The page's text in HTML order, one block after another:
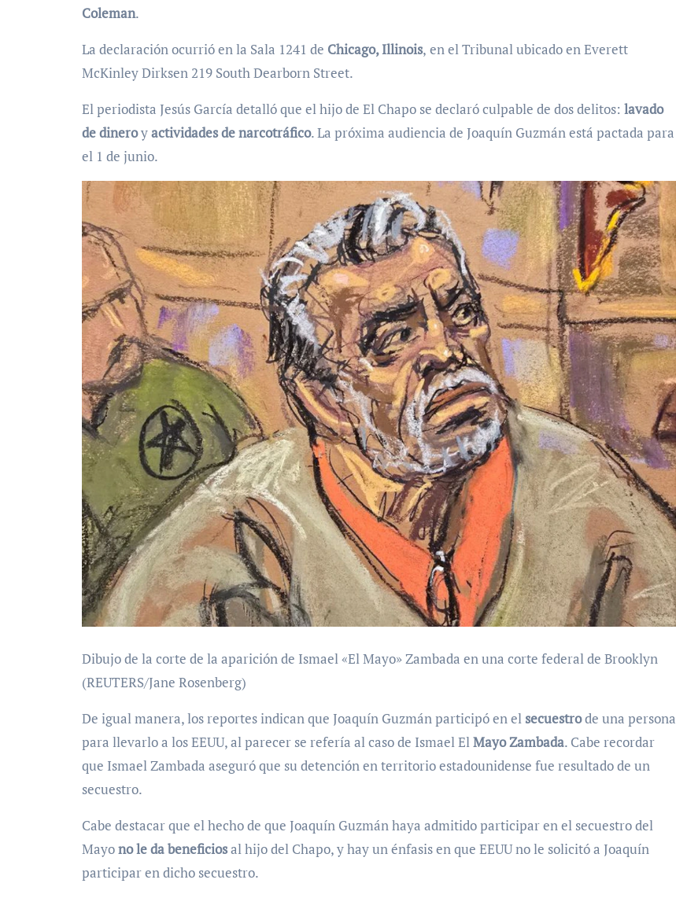
Coleman.
La declaración ocurrió en la Sala 1241 de Chicago, Illinois, en el Tribunal ubicado en Everett
McKinley Dirksen 219 South Dearborn Street.
El periodista Jesús García detalló que el hijo de El Chapo se declaró culpable de dos delitos: lavado
de dineroyactividades de narcotráfico. La próxima audiencia de Joaquín Guzmán está pactada para
el 1 de junio.
Dibujo de la corte de la aparición de Ismael «El Mayo» Zambada en una corte federal de Brooklyn
(REUTERS/Jane Rosenberg)
De igual manera, los reportes indican que Joaquín Guzmán participó en el secuestrode una persona
para llevarlo a los EEUU, al parecer se refería al caso de Ismael ElMayo Zambada. Cabe recordar
que Ismael Zambada aseguró que su detención en territorio estadounidense fue resultado de un
secuestro.
Cabe destacar que el hecho de que Joaquín Guzmán haya admitido participar en el secuestro del
Mayono le da beneficiosal hijo del Chapo, y hay un énfasis en que EEUU no le solicitó a Joaquín
participar en dicho secuestro.